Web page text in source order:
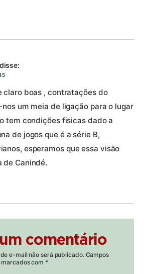
disse:
claro boas , contratações do
um meia de ligação para o lugar
tem condições fisicas dado a
de jogos que é a série B,
esperamos que essa visão
de Canindé.
comentário
e-mail não será publicado. Campos
com *